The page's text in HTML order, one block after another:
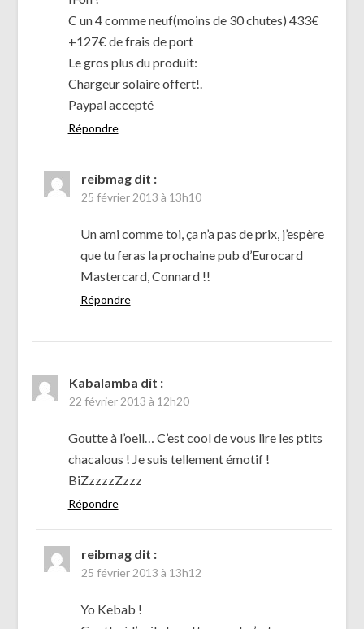
C un 4 comme neuf(moins de 30 chutes) 433€
+127€ de frais de port
Le gros plus du produit:
Chargeur solaire offert!.
Paypal accepté
Répondre
reibmag dit :
25 février 2013 à 13h10
Un ami comme toi, ça n’a pas de prix, j’espère
que tu feras la prochaine pub d’Eurocard
Mastercard, Connard !!
Répondre
Kabalamba dit :
22 février 2013 à 12h20
Goutte à l’oeil… C’est cool de vous lire les ptits
chacalous ! Je suis tellement émotif !
BiZzzzzZzzz
Répondre
reibmag dit :
25 février 2013 à 13h12
Yo Kebab !